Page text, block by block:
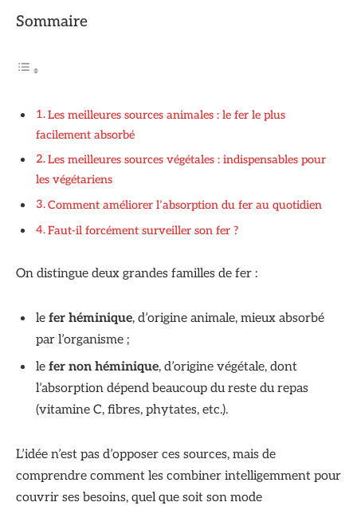
Sommaire
Les meilleures sources animales : le fer le plus
facilement absorbé
Les meilleures sources végétales : indispensables pour
les végétariens
Comment améliorer l’absorption du fer au quotidien
Faut-il forcément surveiller son fer ?
On distingue deux grandes familles de fer :
le fer héminique, d’origine animale, mieux absorbé
par l’organisme ;
le fer non héminique, d’origine végétale, dont
l’absorption dépend beaucoup du reste du repas
(vitamine C, fibres, phytates, etc.).
L’idée n’est pas d’opposer ces sources, mais de
comprendre comment les combiner intelligemment pour
couvrir ses besoins, quel que soit son mode